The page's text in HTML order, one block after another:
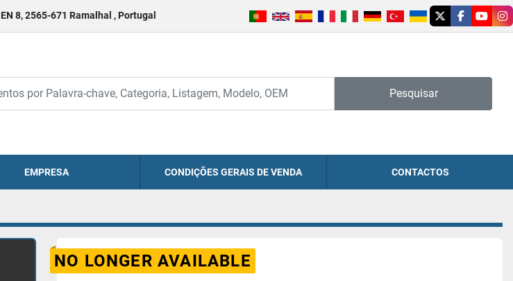
EN 8, 2565-671 Ramalhal , Portugal
twitterfacebook
Pesquisar
EMPRESA CONDIÇÕES GERAIS DE VENDA CONTACTOS
NO LONGER AVAILABLE